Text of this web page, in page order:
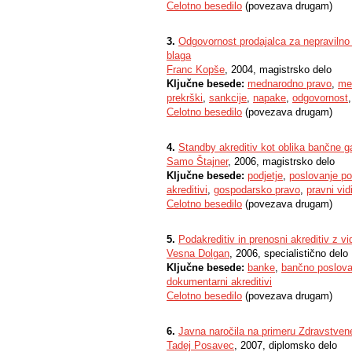
Celotno besedilo (povezava drugam)
3. Odgovornost prodajalca za
blaga
Franc Kopše, 2004, magistrsko delo
Ključne besede: mednarodno pravo,
prekrški, sankcije, napake, odgovornost
Celotno besedilo (povezava drugam)
4. Standby akreditiv kot oblika bančne
Samo Štajner, 2006, magistrsko delo
Ključne besede: podjetje, poslovanje
akreditivi, gospodarsko pravo, pravni
Celotno besedilo (povezava drugam)
5. Podakreditiv in prenosni akreditiv z
Vesna Dolgan, 2006, specialistično delo
Ključne besede: banke, bančno
dokumentarni akreditivi
Celotno besedilo (povezava drugam)
6. Javna naročila na primeru
Tadej Posavec, 2007, diplomsko delo